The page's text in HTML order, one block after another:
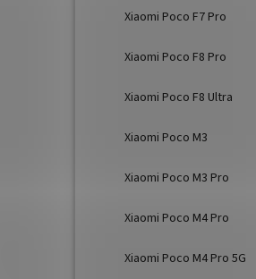
Xiaomi Poco F7 Pro
Xiaomi Poco F8 Pro
Xiaomi Poco F8 Ultra
Xiaomi Poco M3
Xiaomi Poco M3 Pro
Xiaomi Poco M4 Pro
Xiaomi Poco M4 Pro 5G